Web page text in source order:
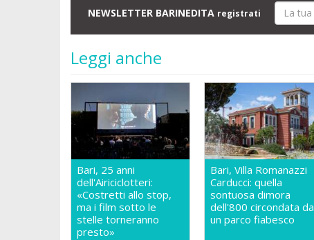
NEWSLETTER BARINEDITA registrati
Leggi anche
Bari, 25 anni
dell'Airiciclotteri:
«Costretti allo stop,
ma i film sotto le
stelle torneranno
presto»
Bari, Villa Romanazzi
Carducci: quella
sontuosa dimora
dell'800 circondata da
un parco fiabesco